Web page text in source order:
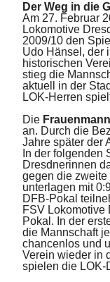
Der Weg in die
Am 27. Februar
Lokomotive
2009/10 den
Udo Hänsel, der
historischen
stieg die
aktuell in der
LOK-Herren
Die
an. Durch die
Jahre später der
In der folgenden
Dresdnerinnen
gegen die zweite
unterlagen mit
DFB-Pokal
FSV Lokomotive
Pokal. In der
die Mannschaft
chancenlos und
Verein wieder in
spielen die LOK-